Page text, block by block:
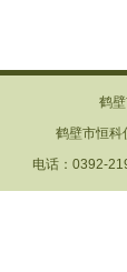
鹤
鹤壁市恒
电话：0392-